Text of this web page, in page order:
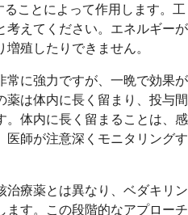
ことによって作用します。工
考えてください。エネルギーが
殖したりできません。
常に強力ですが、一晩で効果が
薬は体内に長く留まり、投与間
。体内に長く留まることは、感
医師が注意深くモニタリングす
治療薬とは異なり、ベダキリン
ます。この段階的なアプローチ